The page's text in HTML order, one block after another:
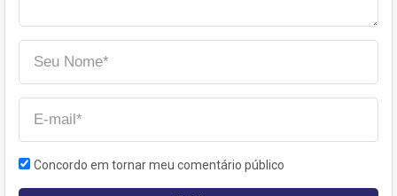
Concordo em tornar meu comentário público